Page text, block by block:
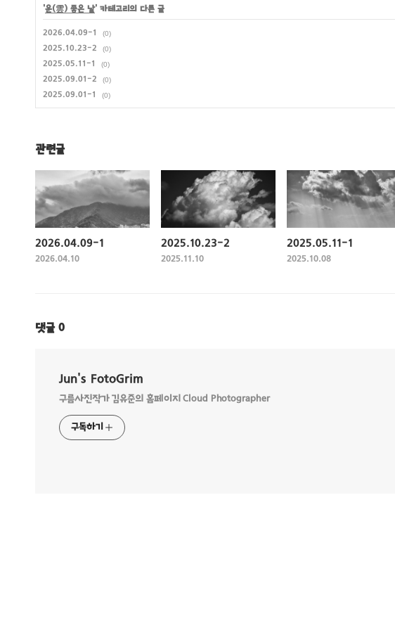
'운(雲) 좋은 날' 카테고리의 다른 글
2026.04.09-1 (0)
2025.10.23-2 (0)
2025.05.11-1 (0)
2025.09.01-2 (0)
2025.09.01-1 (0)
관련글
2026.04.09-1
2026.04.10
2025.10.23-2
2025.11.10
2025.05.11-1
2025.10.08
댓글 0
Jun's FotoGrim
구름사진작가 김유준의 홈페이지 Cloud Photographer
구독하기